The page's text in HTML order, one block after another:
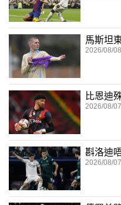
馬斯坦
2026/08/
比恩迪
2026/08/
斟洛迪
2026/08/